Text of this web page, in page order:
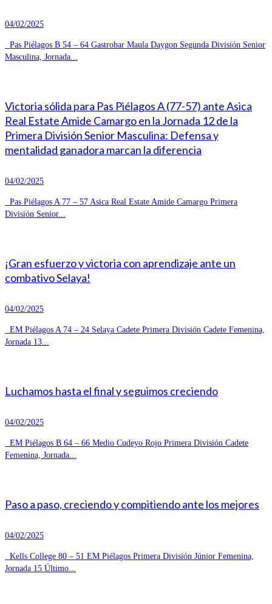
04/02/2025
Pas Piélagos B 54 – 64 Gastrobar Maula Daygon Segunda División Senior
Masculina, Jornada...
Victoria sólida para Pas Piélagos A (77-57) ante Asica
Real Estate Amide Camargo en la Jornada 12 de la
Primera División Senior Masculina: Defensa y
mentalidad ganadora marcan la diferencia
04/02/2025
Pas Piélagos A 77 – 57 Asica Real Estate Amide Camargo Primera
División Senior...
¡Gran esfuerzo y victoria con aprendizaje ante un
combativo Selaya!
04/02/2025
EM Piélagos A 74 – 24 Selaya Cadete Primera División Cadete Femenina,
Jornada 13...
Luchamos hasta el final y seguimos creciendo
04/02/2025
EM Piélagos B 64 – 66 Medio Cudeyo Rojo Primera División Cadete
Femenina, Jornada...
Paso a paso, creciendo y compitiendo ante los mejores
04/02/2025
Kells College 80 – 51 EM Piélagos Primera División Júnior Femenina,
Jornada 15 Último...